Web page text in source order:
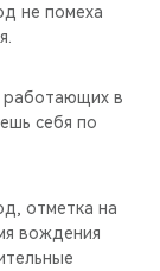
не помеха
работающих в
себя по
отметка на
вождения